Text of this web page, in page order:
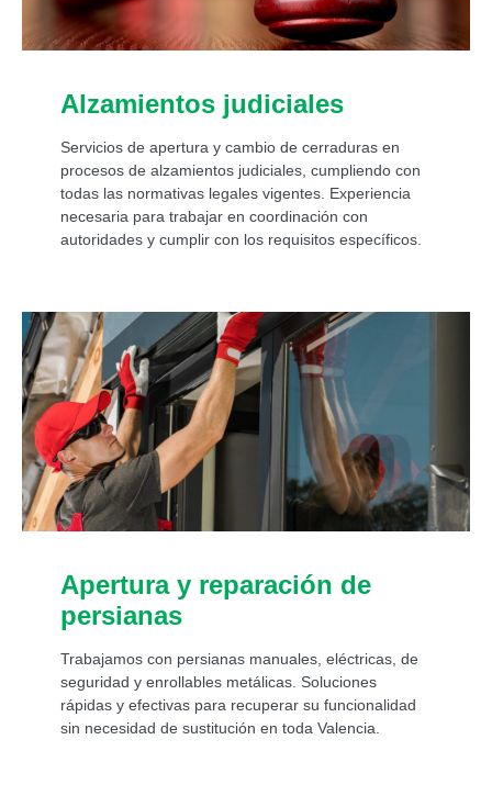
Alzamientos judiciales
Servicios de apertura y cambio de cerraduras en
procesos de alzamientos judiciales, cumpliendo con
todas las normativas legales vigentes. Experiencia
necesaria para trabajar en coordinación con
autoridades y cumplir con los requisitos específicos.
Apertura y reparación de
persianas
Trabajamos con persianas manuales, eléctricas, de
seguridad y enrollables metálicas. Soluciones
rápidas y efectivas para recuperar su funcionalidad
sin necesidad de sustitución en toda Valencia.